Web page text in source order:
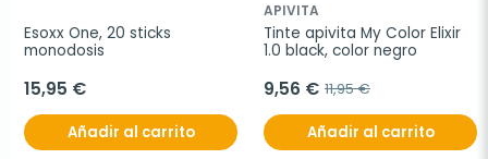
Esoxx One, 20 sticks
monodosis
15,95 €
Añadir al carrito
APIVITA
Tinte apivita My Color Elixir
1.0 black, color negro
9,56 € 11,95 €
Añadir al carrito